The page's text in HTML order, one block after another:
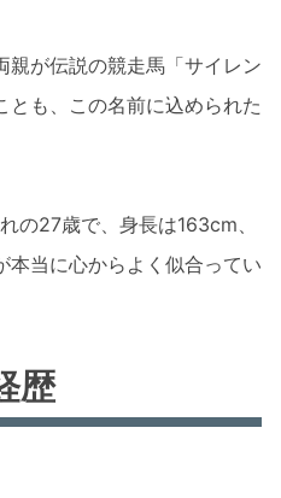
親が伝説の競走馬「サイレン
とも、この名前に込められた
の27歳で、身長は163cm、
本当に心からよく似合ってい
歴